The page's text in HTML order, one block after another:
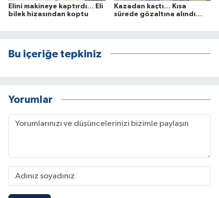
Elini makineye kaptırdı… Eli
bilek hizasından koptu
Kazadan kaçtı… Kısa
sürede gözaltına alındı…
Bu içeriğe tepkiniz
Yorumlar